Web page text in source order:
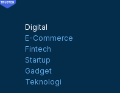
Digital
E-Commerce
Fintech
Startup
Gadget
Teknologi